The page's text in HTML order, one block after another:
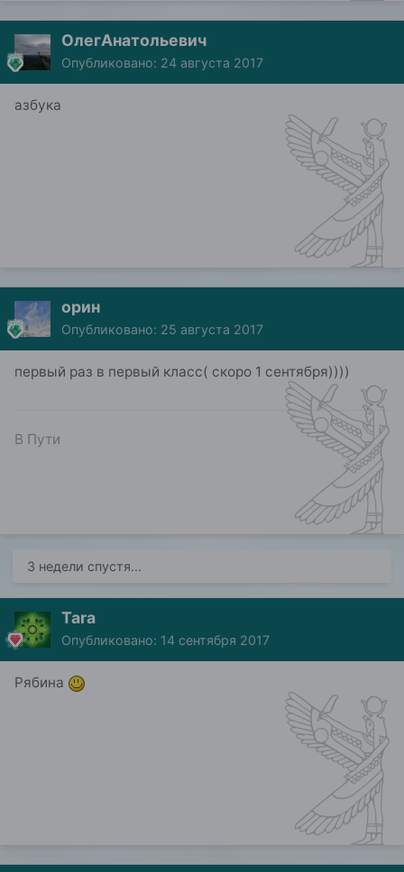
ОлегАнатольевич
Опубликовано: 24 августа 2017
азбука
орин
Опубликовано: 25 августа 2017
первый раз в первый класс( скоро 1 сентября))))
В Пути
3 недели спустя...
Tara
Опубликовано: 14 сентября 2017
Рябина